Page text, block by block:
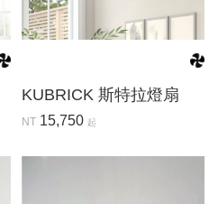
KUBRICK 斯特拉燈扇
NT 15,750 起